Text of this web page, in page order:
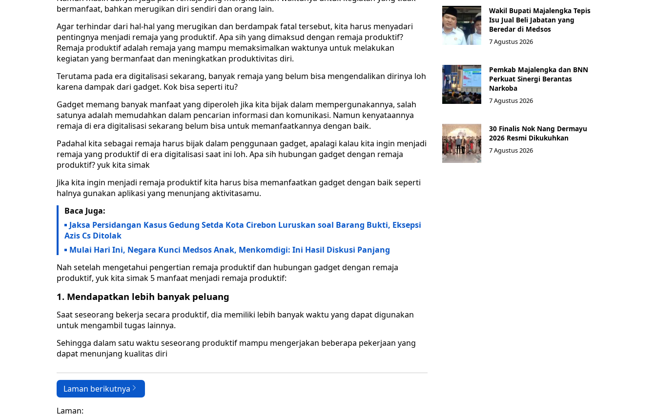
bermanfaat, bahkan merugikan diri sendiri dan orang lain.
Agar terhindar dari hal-hal yang merugikan dan berdampak fatal tersebut, kita harus menyadari
pentingnya menjadi remaja yang produktif. Apa sih yang dimaksud dengan remaja produktif?
Remaja produktif adalah remaja yang mampu memaksimalkan waktunya untuk melakukan
kegiatan yang bermanfaat dan meningkatkan produktivitas diri.
Terutama pada era digitalisasi sekarang, banyak remaja yang belum bisa mengendalikan dirinya loh
karena dampak dari gadget. Kok bisa seperti itu?
Gadget memang banyak manfaat yang diperoleh jika kita bijak dalam mempergunakannya, salah
satunya adalah memudahkan dalam pencarian informasi dan komunikasi. Namun kenyataannya
remaja di era digitalisasi sekarang belum bisa untuk memanfaatkannya dengan baik.
Padahal kita sebagai remaja harus bijak dalam penggunaan gadget, apalagi kalau kita ingin menjadi
remaja yang produktif di era digitalisasi saat ini loh. Apa sih hubungan gadget dengan remaja
produktif? yuk kita simak
Jika kita ingin menjadi remaja produktif kita harus bisa memanfaatkan gadget dengan baik seperti
halnya gunakan aplikasi yang menunjang aktivitasamu.
Baca Juga:
Jaksa Persidangan Kasus Gedung Setda Kota Cirebon Luruskan soal Barang Bukti, Eksepsi
Azis Cs Ditolak
Mulai Hari Ini, Negara Kunci Medsos Anak, Menkomdigi: Ini Hasil Diskusi Panjang
Nah setelah mengetahui pengertian remaja produktif dan hubungan gadget dengan remaja
produktif, yuk kita simak 5 manfaat menjadi remaja produktif:
1. Mendapatkan lebih banyak peluang
Saat seseorang bekerja secara produktif, dia memiliki lebih banyak waktu yang dapat digunakan
untuk mengambil tugas lainnya.
Sehingga dalam satu waktu seseorang produktif mampu mengerjakan beberapa pekerjaan yang
dapat menunjang kualitas diri
Laman berikutnya
Laman:
Wakil Bupati Majalengka Tepis
Isu Jual Beli Jabatan yang
Beredar di Medsos
7 Agustus 2026
Pemkab Majalengka dan BNN
Perkuat Sinergi Berantas
Narkoba
7 Agustus 2026
30 Finalis Nok Nang Dermayu
2026 Resmi Dikukuhkan
7 Agustus 2026